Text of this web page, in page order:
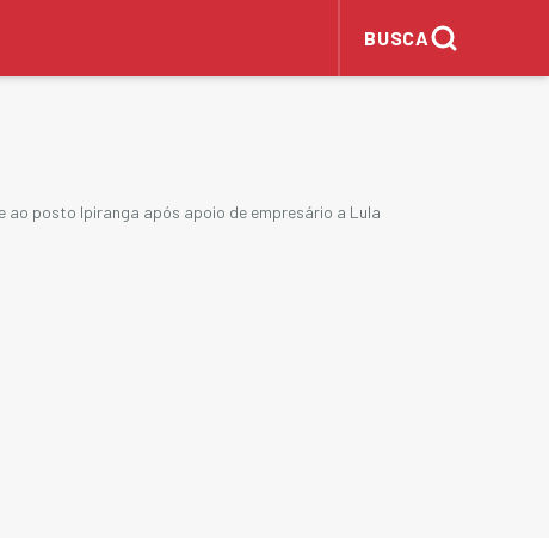
BUSCA
posto Ipiranga após apoio de empresário a Lula